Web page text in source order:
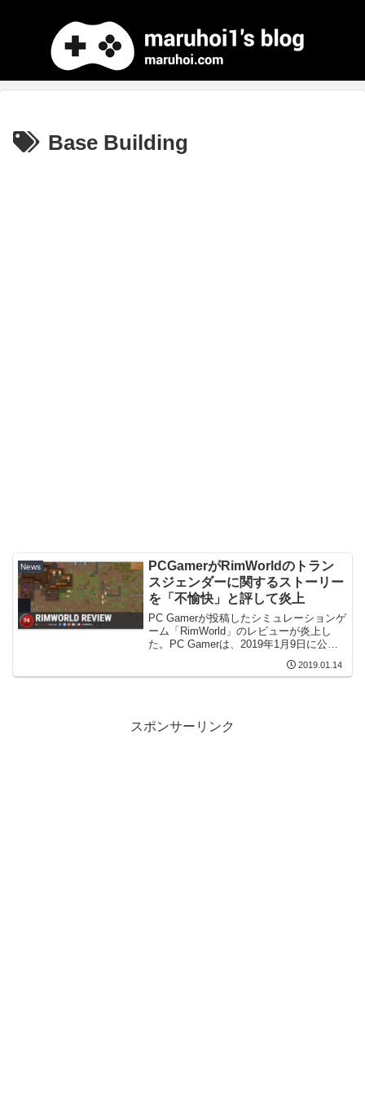
Base Building
News
PCGamerがRimWorldのトラン
スジェンダーに関するストーリー
を「不愉快」と評して炎上
PC Gamerが投稿したシミュレーションゲ
ーム「RimWorld」のレビューが炎上し
た。PC Gamerは、2019年1月9日に公開
した「 RimWorld review」の一節で「
RimWorldは未来の話なのに異性愛が唯一
2019.01.14
スポンサーリンク